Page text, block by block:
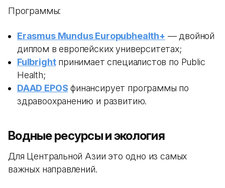
Программы:
Erasmus Mundus Europubhealth+ — двойной
диплом в европейских университетах;
Fulbrightпринимает специалистов по Public
Health;
DAAD EPOS финансирует программы по
здравоохранению и развитию.
Водные ресурсы и экология
Для Центральной Азии это одно из самых
важных направлений.